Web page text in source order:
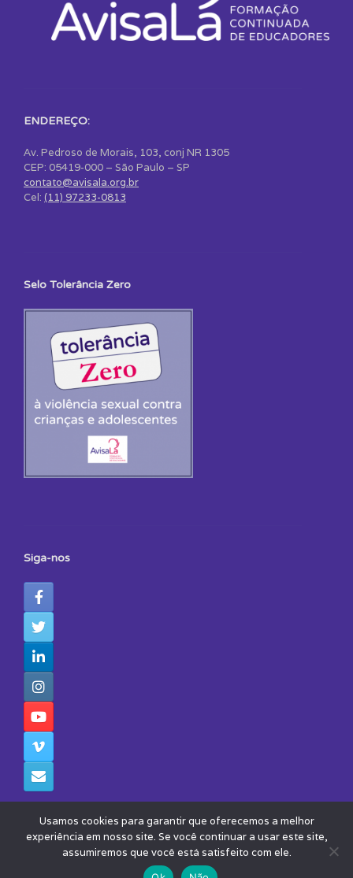
ENDEREÇO:
Av. Pedroso de Morais, 103, conj NR 1305
CEP: 05419-000 – São Paulo – SP
contato@avisala.org.br
Cel: (11) 97233-0813
Selo Tolerância Zero
Siga-nos
© 2026 - Todos os Direitos Reservados - Instituto Avisa Lá
Theme by
SiteOrigin
Usamos cookies para garantir que oferecemos a melhor
experiência em nosso site. Se você continuar a usar este site,
assumiremos que você está satisfeito com ele.